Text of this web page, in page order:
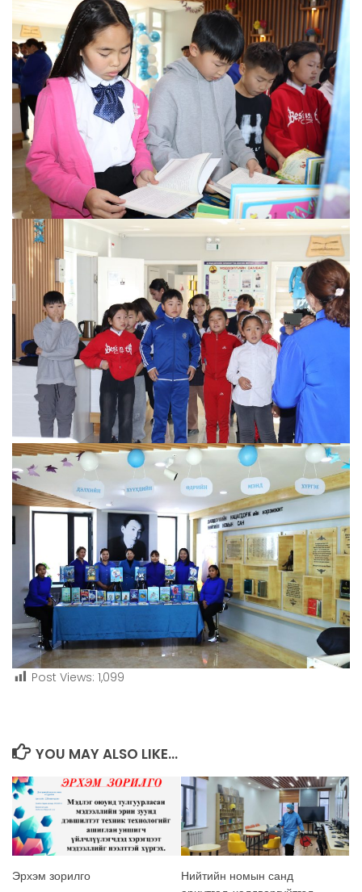
Post Views: 1,099
YOU MAY ALSO LIKE...
Эрхэм зорилго
Нийтийн номын санд